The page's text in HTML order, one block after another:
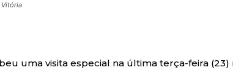
Vitória
uma visita especial na última terça-feira